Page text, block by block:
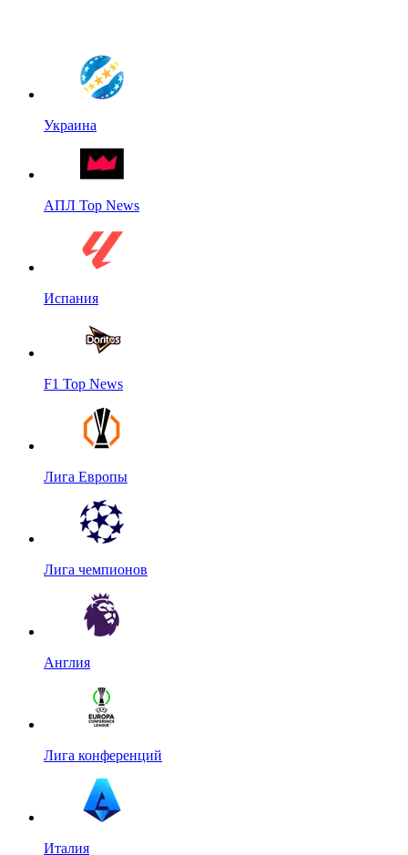
Украина
АПЛ Top News
Испания
F1 Top News
Лига Европы
Лига чемпионов
Англия
Лига конференций
Италия